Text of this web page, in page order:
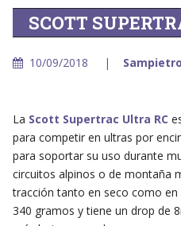
SCOTT
10/09/2018 Sampietro
La Scott Supertrac Ultra RC
para competir en ultras por
para soportar su uso durante
circuitos alpinos o de montaña
tracción tanto en seco como
340 gramos y tiene un drop de